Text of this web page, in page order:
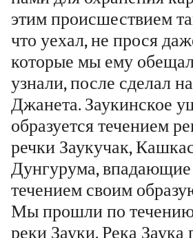
этим происшествием
что уехал, не прося
которые мы ему
узнали, после сделал
Джанета. Заукинское
образуется течением
речки Заукучак,
Дунгурума, впадающие
течением своим
Мы прошли по течению
реки Зауки. Река Заука